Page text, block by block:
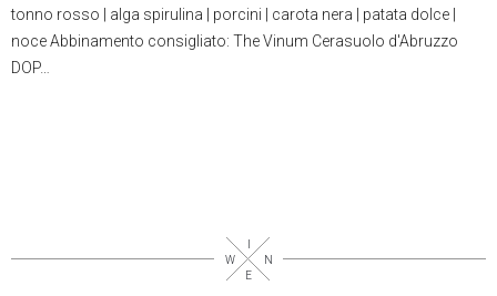
tonno rosso | alga spirulina | porcini | carota nera | patata dolce |
noce Abbinamento consigliato: The Vinum Cerasuolo d'Abruzzo
DOP…